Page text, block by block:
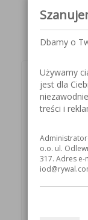
Indeks:
Dbamy o
Używamy
jest dla
treści i
o.o. ul.
317. Adres